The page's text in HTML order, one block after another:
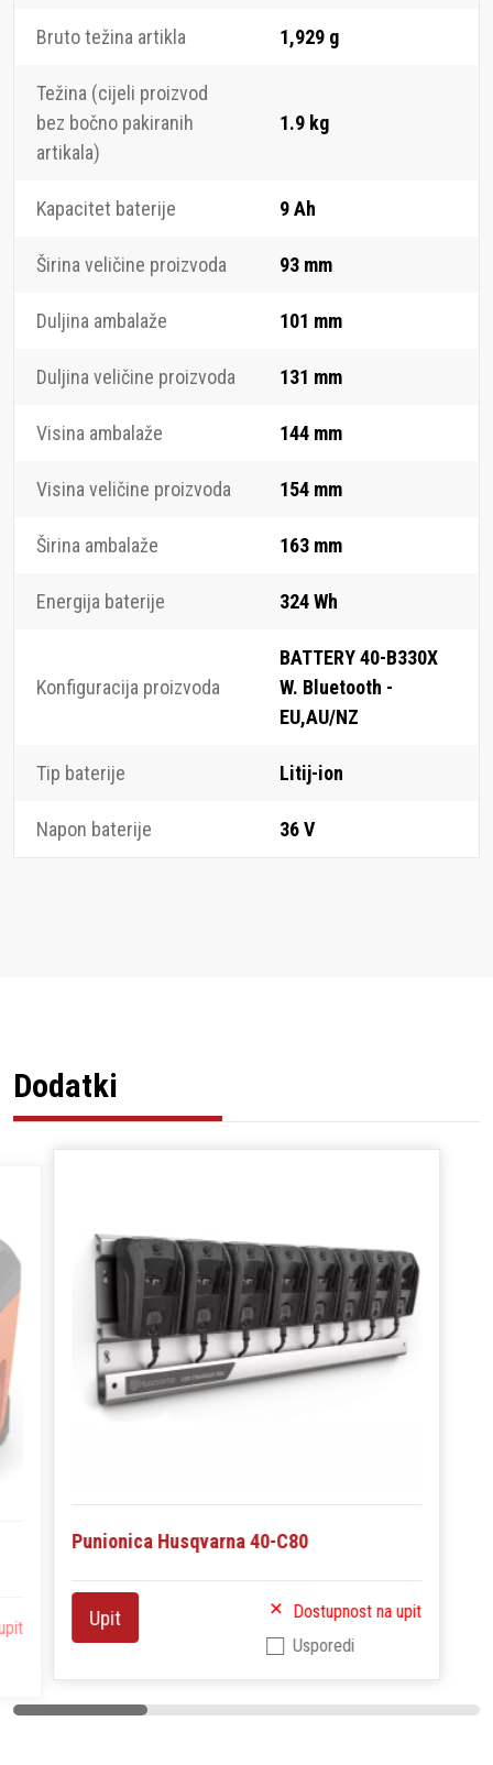
Bruto težina artikla 1,929 g
Težina (cijeli proizvod
bez bočno pakiranih
artikala)
1.9 kg
Kapacitet baterije 9 Ah
Širina veličine proizvoda 93 mm
Duljina ambalaže 101 mm
Duljina veličine proizvoda 131 mm
Visina ambalaže 144 mm
Visina veličine proizvoda 154 mm
Širina ambalaže 163 mm
Energija baterije 324 Wh
Konfiguracija proizvoda
BATTERY 40-B330X
W. Bluetooth -
EU,AU/NZ
Tip baterije Litij-ion
Napon baterije 36 V
Dodatki
Punionica Husqvarna 40-C80
Upit
Dostupnost na upit
Usporedi